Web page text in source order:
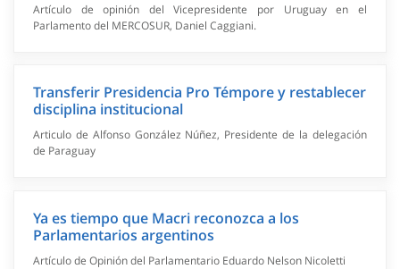
Artículo de opinión del Vicepresidente por Uruguay en el
Parlamento del MERCOSUR, Daniel Caggiani.
Transferir Presidencia Pro Témpore y restablecer
disciplina institucional
Articulo de Alfonso González Núñez, Presidente de la delegación
de Paraguay
Ya es tiempo que Macri reconozca a los
Parlamentarios argentinos
Artículo de Opinión del Parlamentario Eduardo Nelson Nicoletti